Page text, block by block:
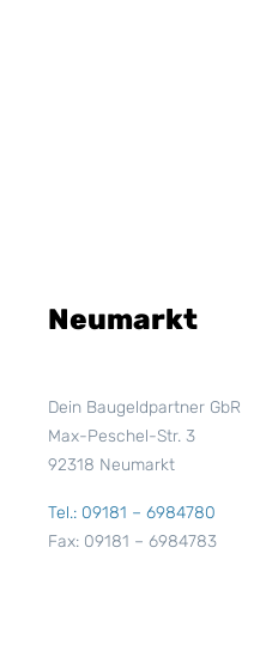
Neumarkt
Dein Baugeldpartner GbR
Max-Peschel-Str. 3
92318 Neumarkt
Tel.: 09181 – 6984780
Fax: 09181 – 6984783